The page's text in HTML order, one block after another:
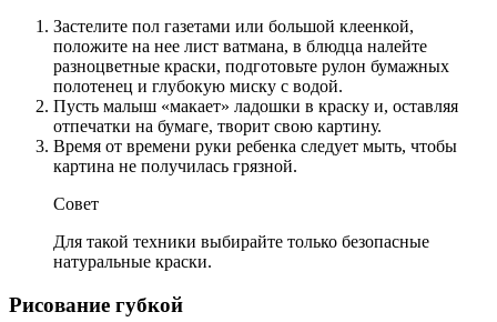
Застелите пол газетами или большой клеенкой,
положите на нее лист ватмана, в блюдца налейте
разноцветные краски, подготовьте рулон бумажных
полотенец и глубокую миску с водой.
Пусть малыш «макает» ладошки в краску и, оставляя
отпечатки на бумаге, творит свою картину.
Время от времени руки ребенка следует мыть, чтобы
картина не получилась грязной.
Совет
Для такой техники выбирайте только безопасные
натуральные краски.
Рисование губкой